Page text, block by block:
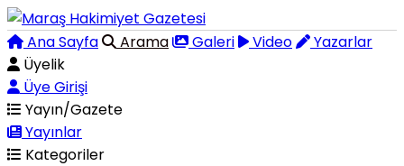
Ana Sayfa Arama Galeri Video
Yazarlar
Üyelik
Üye Girişi
Yayın/Gazete
Yayınlar
Kategoriler